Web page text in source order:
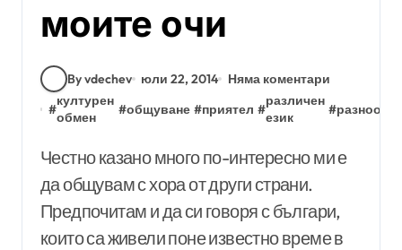
моите очи
By vdechev юли 22, 2014
Няма коментари
#
културен
обмен
#общуване #приятел #
различен
език
#
Честно казано много по-интересно ми е
да общувам с хора от други страни.
Предпочитам и да си говоря с българи,
които са живели поне известно време в